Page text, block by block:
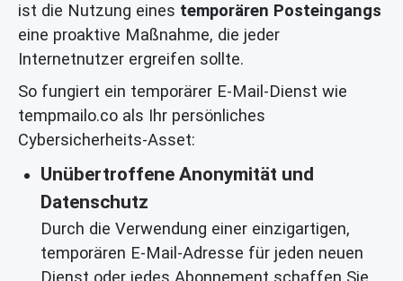
ist die Nutzung eines temporären Posteingangs
eine proaktive Maßnahme, die jeder
Internetnutzer ergreifen sollte.
So fungiert ein temporärer E-Mail-Dienst wie
tempmailo.co als Ihr persönliches
Cybersicherheits-Asset:
Unübertroffene Anonymität und
Datenschutz
Durch die Verwendung einer einzigartigen,
temporären E-Mail-Adresse für jeden neuen
Dienst oder jedes Abonnement schaffen Sie